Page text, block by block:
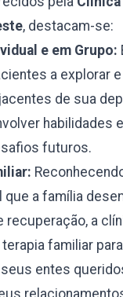
, destacam-se:
e em Grupo:
a explorar
de sua
habilidades
futuros.
que a família
recuperação, a
familiar
entes